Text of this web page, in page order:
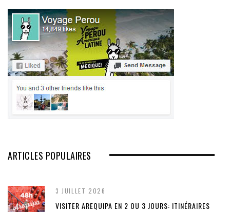
ARTICLES POPULAIRES
3 JUILLET 2026
VISITER AREQUIPA EN 2 OU 3 JOURS: ITINÉRAIRES